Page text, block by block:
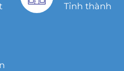
Tỉnh thành